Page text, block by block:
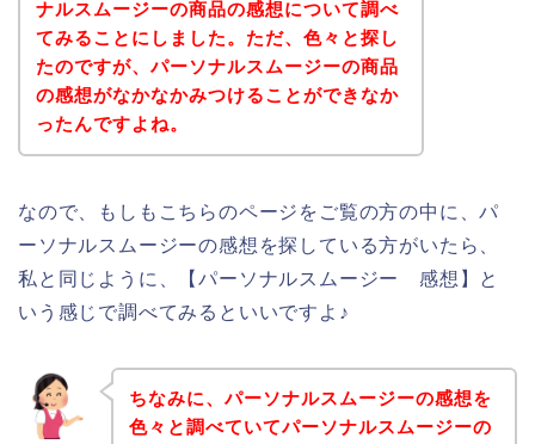
ナルスムージーの商品の感想について調べ
てみることにしました。ただ、色々と探し
たのですが、パーソナルスムージーの商品
の感想がなかなかみつけることができなか
ったんですよね。
なので、もしもこちらのページをご覧の方の中に、パ
ーソナルスムージーの感想を探している方がいたら、
私と同じように、【パーソナルスムージー 感想】と
いう感じで調べてみるといいですよ♪
ちなみに、パーソナルスムージーの感想を
色々と調べていてパーソナルスムージーの